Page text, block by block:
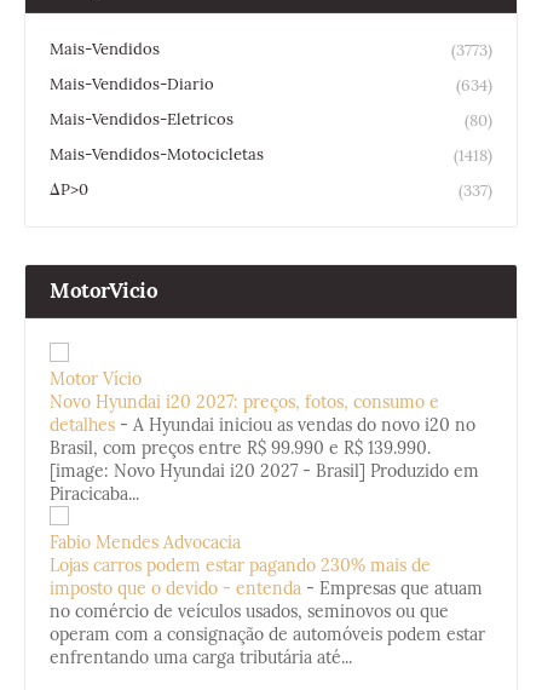
Mais-Vendidos
(3773)
Mais-Vendidos-Diario
(634)
Mais-Vendidos-Eletricos
(80)
Mais-Vendidos-Motocicletas
(1418)
ΔP>0
(337)
MotorVicio
Motor Vício
Novo Hyundai i20 2027: preços, fotos, consumo e
detalhes - A Hyundai iniciou as vendas do novo i20 no
Brasil, com preços entre R$ 99.990 e R$ 139.990.
[image: Novo Hyundai i20 2027 - Brasil] Produzido em
Piracicaba...
Fabio Mendes Advocacia
Lojas carros podem estar pagando 230% mais de
imposto que o devido - entenda - Empresas que atuam
no comércio de veículos usados, seminovos ou que
operam com a consignação de automóveis podem estar
enfrentando uma carga tributária até...